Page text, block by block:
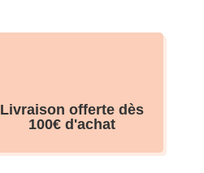
Livraison offerte dès
100€ d'achat